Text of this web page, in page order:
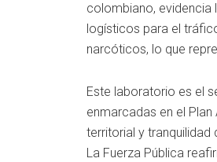
colombiano,
logísticos para el
narcóticos, lo que
Este laboratorio es el
enmarcadas en el
territorial y
La Fuerza Pública